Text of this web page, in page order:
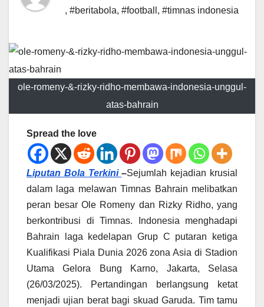
, #beritabola, #football , #timnas indonesia
ole-romeny-&-rizky-ridho-membawa-indonesia-unggul-
atas-bahrain
Spread the love
Liputan Bola Terkini–Sejumlah kejadian krusial
dalam laga melawan Timnas Bahrain melibatkan
peran besar Ole Romeny dan Rizky Ridho, yang
berkontribusi di Timnas. Indonesia menghadapi
Bahrain laga kedelapan Grup C putaran ketiga
Kualifikasi Piala Dunia 2026 zona Asia di Stadion
Utama Gelora Bung Karno, Jakarta, Selasa
(26/03/2025). Pertandingan berlangsung ketat
menjadi ujian berat bagi skuad Garuda. Tim tamu